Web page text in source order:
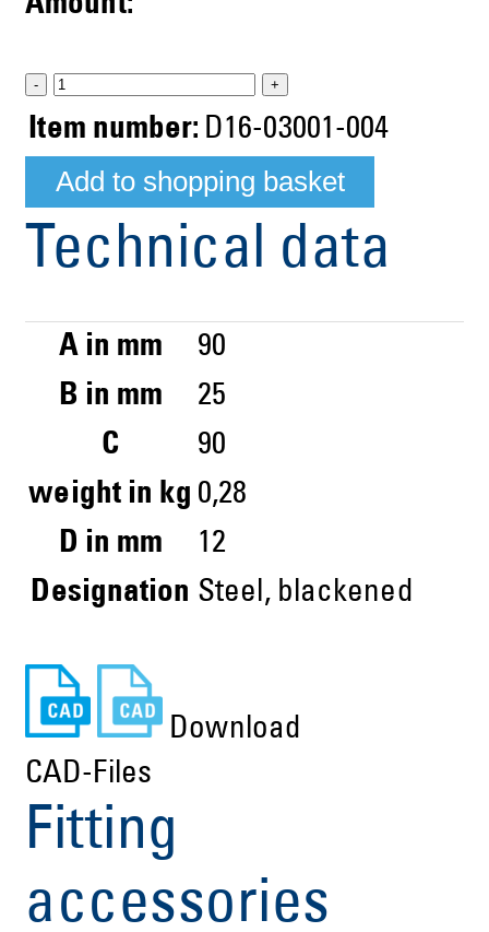
- +
Item number: D16-03001-004
Technical data
A in mm
90
B in mm
25
C
90
weight in kg 0,28
D in mm
12
Designation Steel, blackened
Download
CAD-Files
Fitting
accessories